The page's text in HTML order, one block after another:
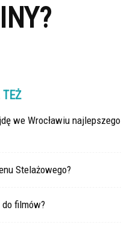
we Wrocławiu najlepszego
Stelażowego?
filmów?